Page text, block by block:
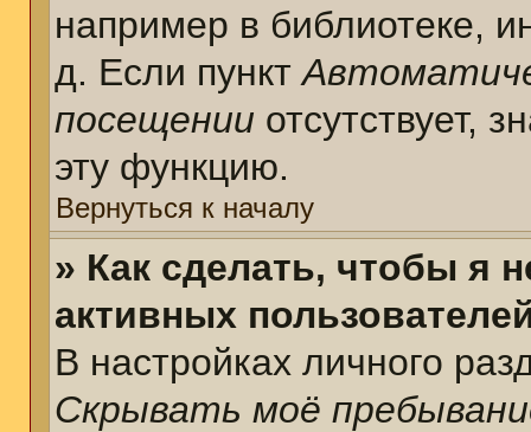
например в библиотеке,
д. Если пункт
посещении отсутствует,
эту функцию.
Вернуться к началу
» Как сделать, чтобы я
активных
В настройках личного
Скрывать моё